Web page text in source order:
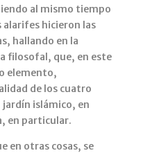
al mismo tiempo
alarifes hicieron las
hallando en la
filosofal, que, en este
elemento,
de los cuatro
islámico, en
en particular.
en otras cosas, se